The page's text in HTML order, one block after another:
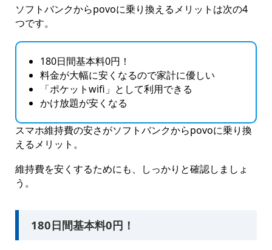
ソフトバンクからpovoに乗り換えるメリットは次の4
つです。
180日間基本料0円！
料金が大幅に安くなるので家計に優しい
「ポケットwifi」として利用できる
かけ放題が安くなる
スマホ維持費の安さがソフトバンクからpovoに乗り換
えるメリット。
維持費を安くするためにも、しっかりと確認しましょ
う。
180日間基本料0円！